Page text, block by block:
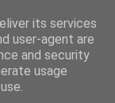
its services
user-agent are
and security
usage